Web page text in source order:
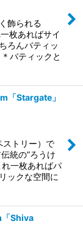
飾られる
枚あればサイ
ろんバティッ
バティックと
「Stargate」
ストリー）で
統の”ろうけ
一枚あればパ
ックな空間に
「Shiva